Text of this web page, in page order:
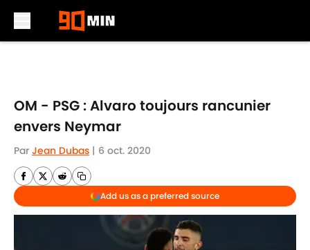
OM - PSG : Alvaro toujours rancunier
envers Neymar
Par Jean Dubas | 6 oct. 2020
Add us as a preferred source